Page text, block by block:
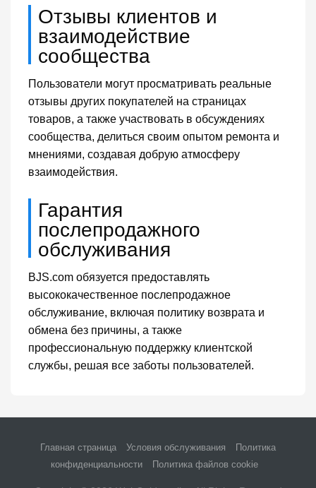
Отзывы клиентов и
взаимодействие
сообщества
Пользователи могут просматривать реальные
отзывы других покупателей на страницах
товаров, а также участвовать в обсуждениях
сообщества, делиться своим опытом ремонта и
мнениями, создавая добрую атмосферу
взаимодействия.
Гарантия
послепродажного
обслуживания
BJS.com обязуется предоставлять
высококачественное послепродажное
обслуживание, включая политику возврата и
обмена без причины, а также
профессиональную поддержку клиентской
службы, решая все заботы пользователей.
Главная страница Условия обслуживания
Политика
конфиденциальности
Политика файлов cookie